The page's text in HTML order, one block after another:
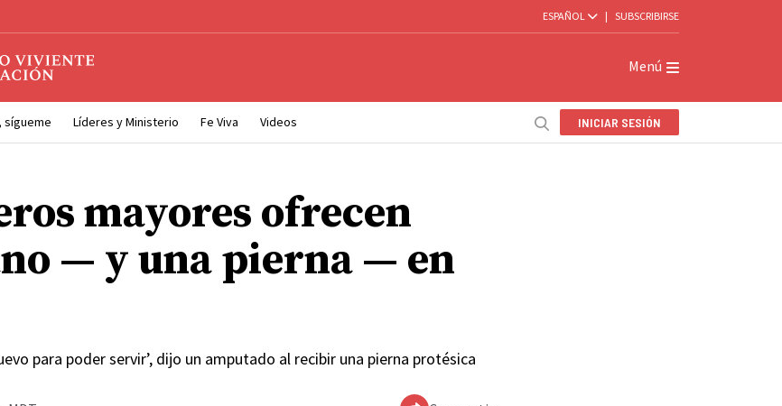
ESPAÑOL | SUBSCRIBIRSE
Menú
sígueme Líderes y Ministerio Fe Viva Videos INICIAR SESIÓN
mayores ofrecen
— y una pierna — en
para poder servir’, dijo un amputado al recibir una pierna protésica